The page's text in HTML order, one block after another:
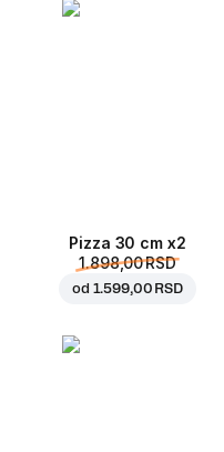
Pizza 30 cm x2
1.898,00 RSD
od 1.599,00 RSD